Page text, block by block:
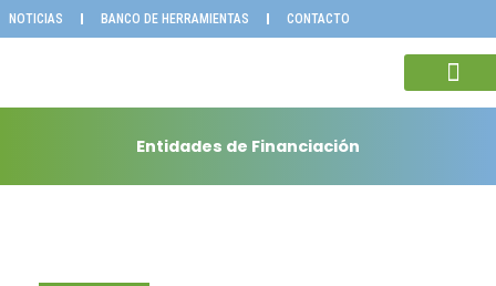
al
NOTICIAS BANCO DE HERRAMIENTAS CONTACTO
Entidades de Financiación